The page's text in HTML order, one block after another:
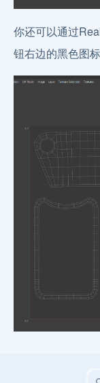
你还可以通过
钮右边的黑色图